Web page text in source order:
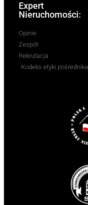
Expert
Nieruchomości:
Opinie
Zespół
Rekrutacja
Kodeks etyki pośrednika